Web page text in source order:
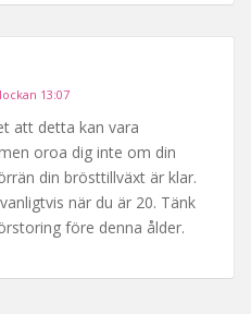
13:07
att detta kan vara
oroa dig inte om din
din brösttillväxt är klar.
när du är 20. Tänk
före denna ålder.